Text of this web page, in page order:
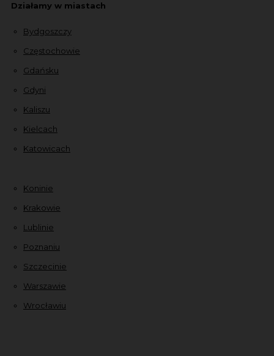
Działamy w miastach
Bydgoszczy
Częstochowie
Gdańsku
Gdyni
Kaliszu
Kielcach
Katowicach
Koninie
Krakowie
Lublinie
Poznaniu
Szczecinie
Warszawie
Wrocławiu